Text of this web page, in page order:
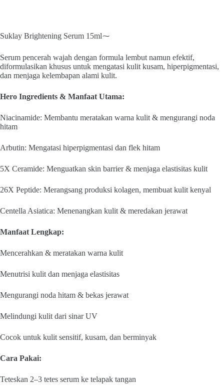
Suklay Brightening Serum 15ml⁓
Serum pencerah wajah dengan formula lembut namun efektif,
diformulasikan khusus untuk mengatasi kulit kusam, hiperpigmentasi,
dan menjaga kelembapan alami kulit.
Hero Ingredients & Manfaat Utama:
Niacinamide: Membantu meratakan warna kulit & mengurangi noda
hitam
Arbutin: Mengatasi hiperpigmentasi dan flek hitam
5X Ceramide: Menguatkan skin barrier & menjaga elastisitas kulit
26X Peptide: Merangsang produksi kolagen, membuat kulit kenyal
Centella Asiatica: Menenangkan kulit & meredakan jerawat
Manfaat Lengkap:
Mencerahkan & meratakan warna kulit
Menutrisi kulit dan menjaga elastisitas
Mengurangi noda hitam & bekas jerawat
Melindungi kulit dari sinar UV
Cocok untuk kulit sensitif, kusam, dan berminyak
Cara Pakai:
Teteskan 2–3 tetes serum ke telapak tangan